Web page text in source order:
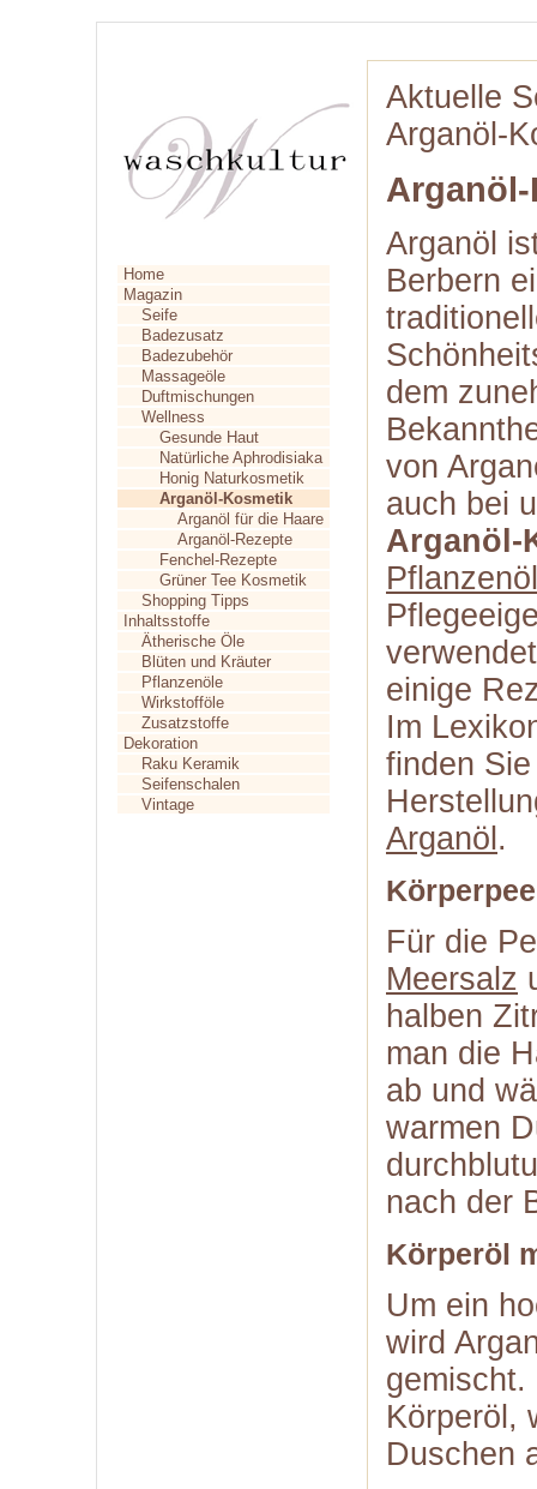
Home
Magazin
Seife
Badezusatz
Badezubehör
Massageöle
Duftmischungen
Wellness
Gesunde Haut
Natürliche Aphrodisiaka
Honig Naturkosmetik
Arganöl-Kosmetik
Arganöl für die Haare
Arganöl-Rezepte
Fenchel-Rezepte
Grüner Tee Kosmetik
Shopping Tipps
Inhaltsstoffe
Ätherische Öle
Blüten und Kräuter
Pflanzenöle
Wirkstofföle
Zusatzstoffe
Dekoration
Raku Keramik
Seifenschalen
Vintage
Aktuelle
Arganöl-
Arganöl
Berbern
dem
von
auch bei
Arganöl-
Pflanzenöl
einige
Im
finden
Arganöl .
Für die
Meersalz
halben
man die
ab und
warmen
nach der
Körperöl
Um ein
wird
gemischt.
Körperöl,
Duschen